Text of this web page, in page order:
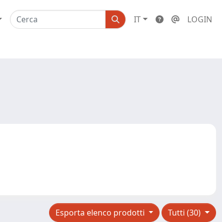
IT LOGIN
Tutti (30)
Esporta elenco prodotti